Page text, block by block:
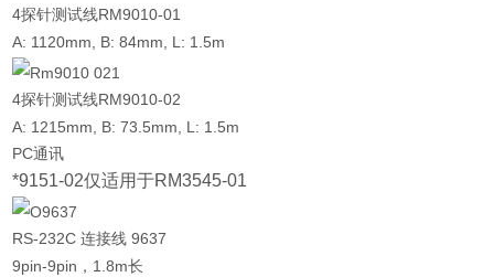
4探针测试线RM9010-01
A: 1120mm, B: 84mm, L: 1.5m
4探针测试线RM9010-02
A: 1215mm, B: 73.5mm, L: 1.5m
PC通讯
*9151-02仅适用于RM3545-01
RS-232C 连接线 9637
9pin-9pin，1.8m长